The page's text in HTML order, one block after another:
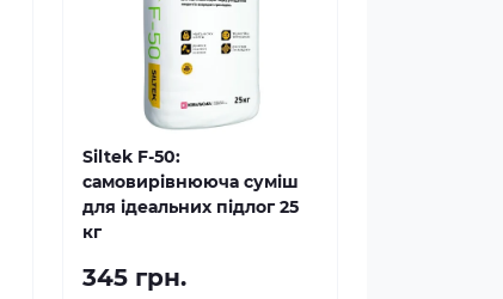
Siltek F-50:
самовирівнююча суміш
для ідеальних підлог 25
кг
345 грн.